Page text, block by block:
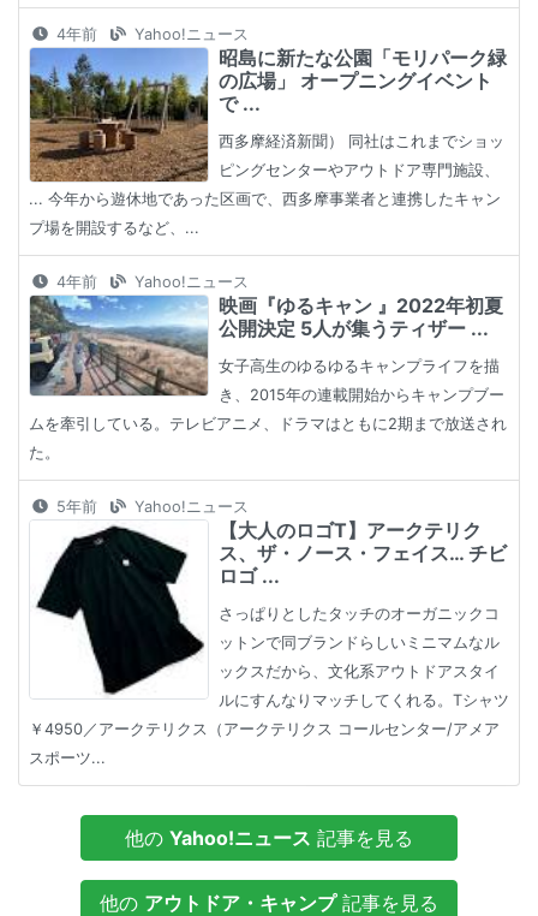
4年前 Yahoo!ニュース
昭島に新たな公園「モリパーク緑
の広場」 オープニングイベント
で ...
西多摩経済新聞） 同社はこれまでショッ
ピングセンターやアウトドア専門施設、
... 今年から遊休地であった区画で、西多摩事業者と連携したキャン
プ場を開設するなど、...
4年前 Yahoo!ニュース
映画『ゆるキャン 』2022年初夏
公開決定 5人が集うティザー ...
女子高生のゆるゆるキャンプライフを描
き、2015年の連載開始からキャンプブー
ムを牽引している。テレビアニメ、ドラマはともに2期まで放送され
た。
5年前 Yahoo!ニュース
【大人のロゴT】アークテリク
ス、ザ・ノース・フェイス… チビ
ロゴ ...
さっぱりとしたタッチのオーガニックコ
ットンで同ブランドらしいミニマムなル
ックスだから、文化系アウトドアスタイ
ルにすんなりマッチしてくれる。Tシャツ
￥4950／アークテリクス（アークテリクス コールセンター/アメア
スポーツ...
他の Yahoo!ニュース 記事を見る
他の アウトドア・キャンプ記事を見る